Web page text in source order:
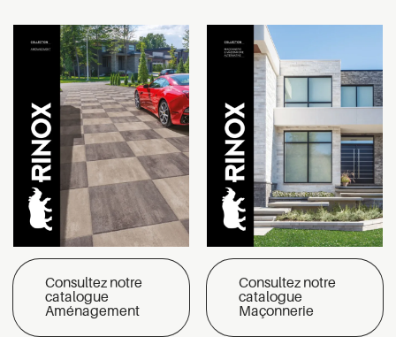
Consultez notre
catalogue
Aménagement
Consultez notre
catalogue
Maçonnerie